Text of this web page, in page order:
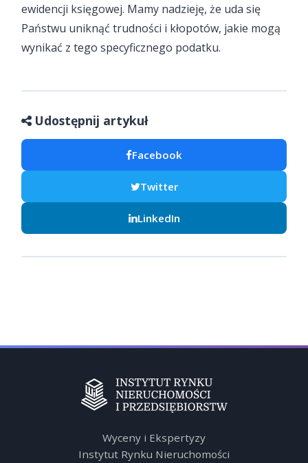
ewidencji księgowej. Mamy nadzieję, że uda się
Państwu uniknąć trudności i kłopotów, jakie mogą
wynikać z tego specyficznego podatku.
Udostępnij artykuł
Facebook
Twitter
LinkedIn
Wyceny i Ekspertyzy
Instytut Rynku Nieruchomości